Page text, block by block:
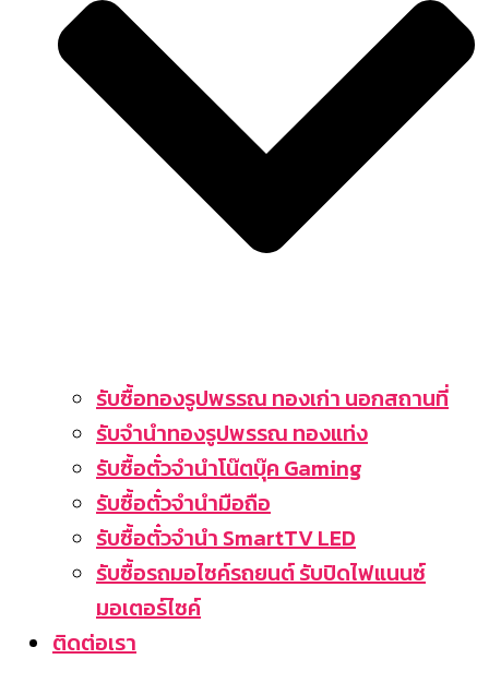
รับซื้อทองรูปพรรณ ทองเก่า นอกสถานที่
รับจำนำทองรูปพรรณ ทองแท่ง
รับซื้อตั๋วจำนำโน๊ตบุ๊ค Gaming
รับซื้อตั๋วจำนำมือถือ
รับซื้อตั๋วจำนำ SmartTV LED
รับซื้อรถมอไซค์รถยนต์ รับปิดไฟแนนซ์
มอเตอร์ไซค์
ติดต่อเรา